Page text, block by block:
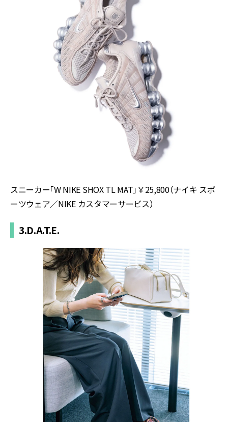
スニーカー「W NIKE SHOX TL MAT」￥25,800（ナイキ スポ
ーツウェア／NIKE カスタマーサービス）
3.D.A.T.E.